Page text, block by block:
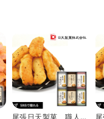
尾張日天製菓 職人こ